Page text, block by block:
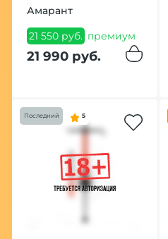
Амарант
21 550 руб. премиум
21 990 руб.
Последний 5